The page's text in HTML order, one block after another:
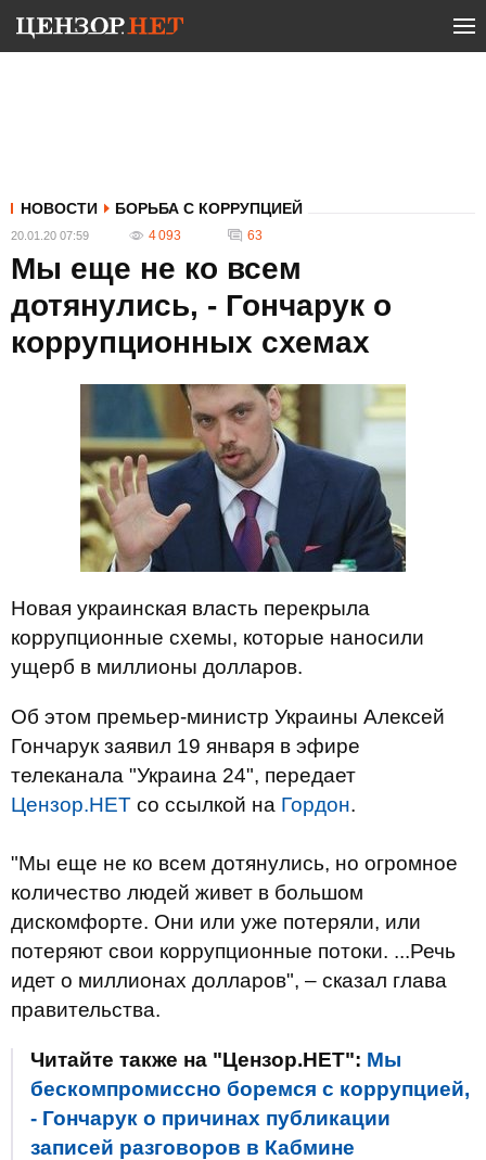
НОВОСТИ БОРЬБА С КОРРУПЦИЕЙ
20.01.20 07:59 4 093 63
Мы еще не ко всем
дотянулись, - Гончарук о
коррупционных схемах
Новая украинская власть перекрыла
коррупционные схемы, которые наносили
ущерб в миллионы долларов.
Об этом премьер-министр Украины Алексей
Гончарук заявил 19 января в эфире
телеканала "Украина 24", передает
Цензор.НЕТ со ссылкой на Гордон.
"Мы еще не ко всем дотянулись, но огромное
количество людей живет в большом
дискомфорте. Они или уже потеряли, или
потеряют свои коррупционные потоки. ...Речь
идет о миллионах долларов", – сказал глава
правительства.
Читайте также на "Цензор.НЕТ": Мы
бескомпромиссно боремся с коррупцией,
- Гончарук о причинах публикации
записей разговоров в Кабмине